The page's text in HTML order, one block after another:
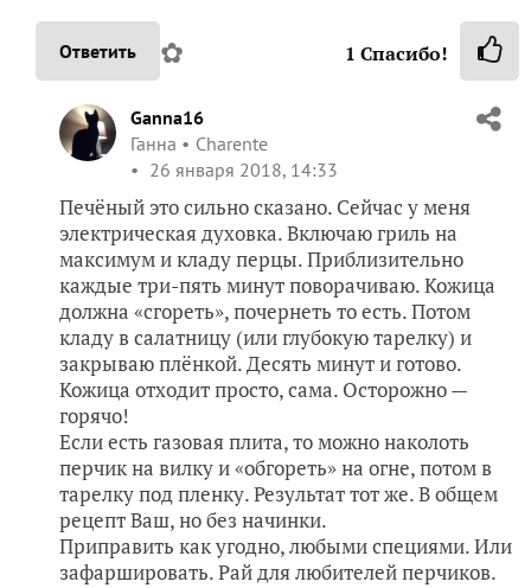
Ответить ✿ 1 Спасибо!
Ganna16
Ганна
Charente
26 января 2018, 14:33
Печёный это сильно сказано. Сейчас у меня
электрическая духовка. Включаю гриль на
максимум и кладу перцы. Приблизительно
каждые три-пять минут поворачиваю. Кожица
должна «сгореть», почернеть то есть. Потом
кладу в салатницу (или глубокую тарелку) и
закрываю плёнкой. Десять минут и готово.
Кожица отходит просто, сама. Осторожно —
горячо!
Если есть газовая плита, то можно наколоть
перчик на вилку и «обгореть» на огне, потом в
тарелку под пленку. Результат тот же. В общем
рецепт Ваш, но без начинки.
Приправить как угодно, любыми специями. Или
зафаршировать. Рай для любителей перчиков.